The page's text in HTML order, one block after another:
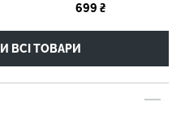
699 ₴
ВСІ ТОВАРИ